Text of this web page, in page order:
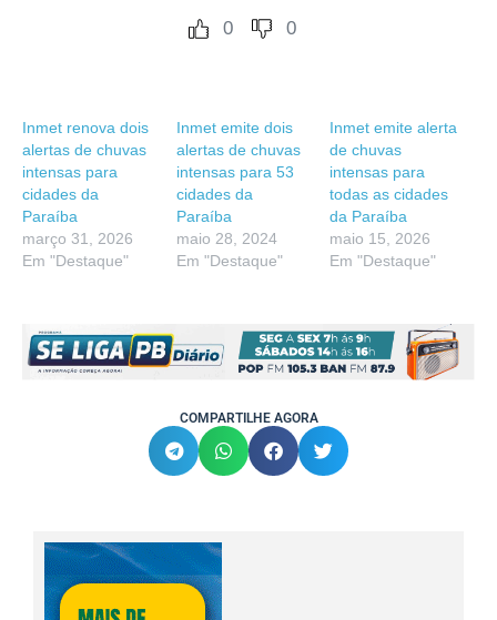
0 0
Inmet renova dois
alertas de chuvas
intensas para
cidades da
Paraíba
março 31, 2026
Em "Destaque"
Inmet emite dois
alertas de chuvas
intensas para 53
cidades da
Paraíba
maio 28, 2024
Em "Destaque"
Inmet emite alerta
de chuvas
intensas para
todas as cidades
da Paraíba
maio 15, 2026
Em "Destaque"
COMPARTILHE AGORA